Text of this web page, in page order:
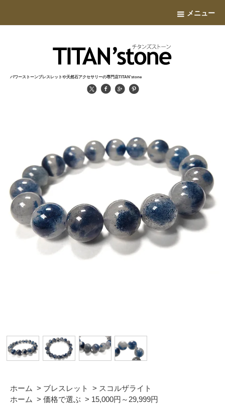
メニュー
パワーストーンブレスレットや天然石アクセサリーの専門店TITAN'stone
ホーム > ブレスレット > スコルザライト
ホーム > 価格で選ぶ > 15,000円～29,999円